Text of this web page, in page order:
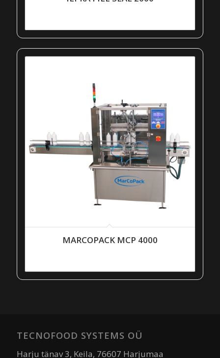
MARCOPACK MCP 4000
TECNOFOOD SYSTEMS OÜ
Harju tänav 3, Keila, 76607 Harjumaa